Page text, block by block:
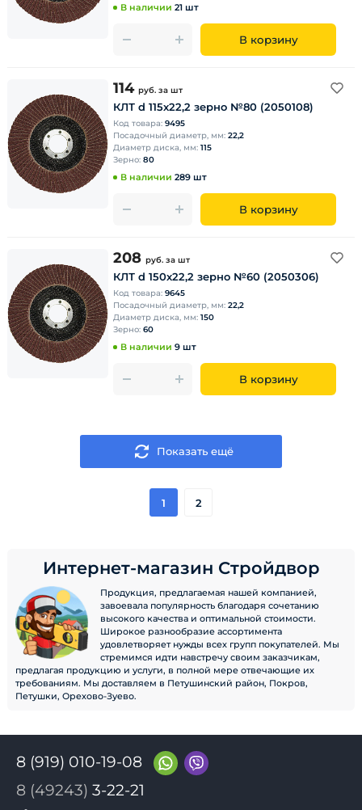
В наличии 21 шт
В корзину
114 руб. за шт
КЛТ d 115х22,2 зерно №80 (2050108)
Код товара: 9495
Посадочный диаметр, мм: 22,2
Диаметр диска, мм: 115
Зерно: 80
В наличии 289 шт
В корзину
208 руб. за шт
КЛТ d 150х22,2 зерно №60 (2050306)
Код товара: 9645
Посадочный диаметр, мм: 22,2
Диаметр диска, мм: 150
Зерно: 60
В наличии 9 шт
В корзину
Показать ещё
1 2
Интернет-магазин Стройдвор
Продукция, предлагаемая нашей компанией,
завоевала популярность благодаря сочетанию
высокого качества и оптимальной стоимости.
Широкое разнообразие ассортимента
удовлетворяет нужды всех групп покупателей. Мы
стремимся идти навстречу своим заказчикам,
предлагая продукцию и услуги, в полной мере отвечающие их
требованиям. Мы доставляем в Петушинский район, Покров,
Петушки, Орехово-Зуево.
8 (919) 010-19-08
8 (49243) 3-22-21